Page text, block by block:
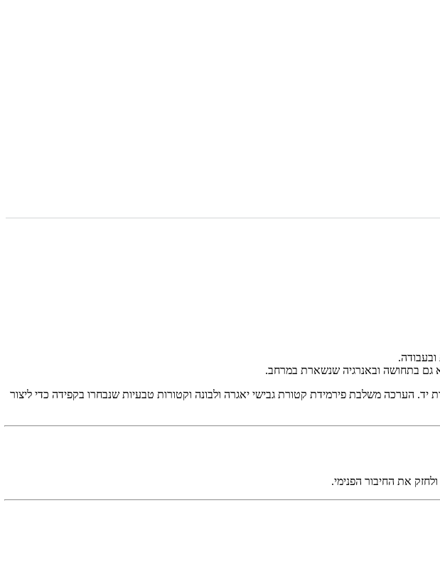
ובעבודה.
גם בתחושה ובאנרגיה שנשארת במרחב.
הערכה משלבת פירמידת קטורת גבישי יאגרה ולבונה וקטורות טבעיות שנבחרו בקפידה כדי ליצור
את החיבור הפנימי.